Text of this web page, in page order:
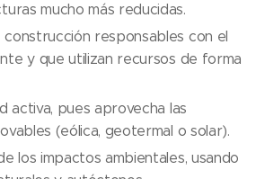
mucho más reducidas.
construcción responsables con el
y que utilizan recursos de forma
activa, pues aprovecha las
(eólica, geotermal o solar).
los impactos ambientales, usando